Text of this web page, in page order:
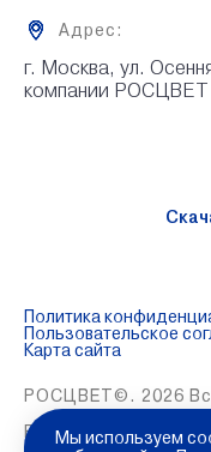
Адрес:
г. Москва, ул.
компании РОСЦВЕТ
Политика
Пользовательское
Карта сайта
РОСЦВЕТ©. 2026
Разработка и
Мы используем